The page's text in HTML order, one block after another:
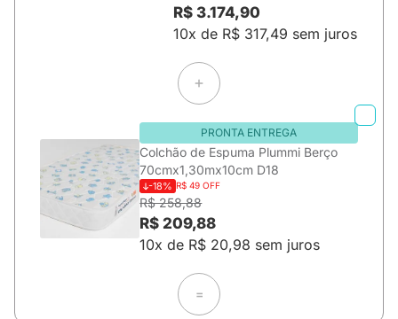
R$ 3.174,90
10x de R$ 317,49 sem juros
PRONTA ENTREGA
Colchão de Espuma Plummi Berço
70cmx1,30mx10cm D18
-18% R$ 49 OFF
R$ 258,88
R$ 209,88
10x de R$ 20,98 sem juros
=